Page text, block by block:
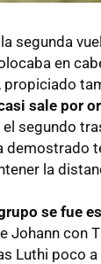
segunda
en
propiciado
sale por
segundo
demostrado
la
se fue
Johann con
Luthi poco